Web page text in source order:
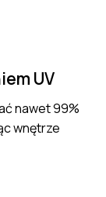
UV
nawet 99%
wnętrze